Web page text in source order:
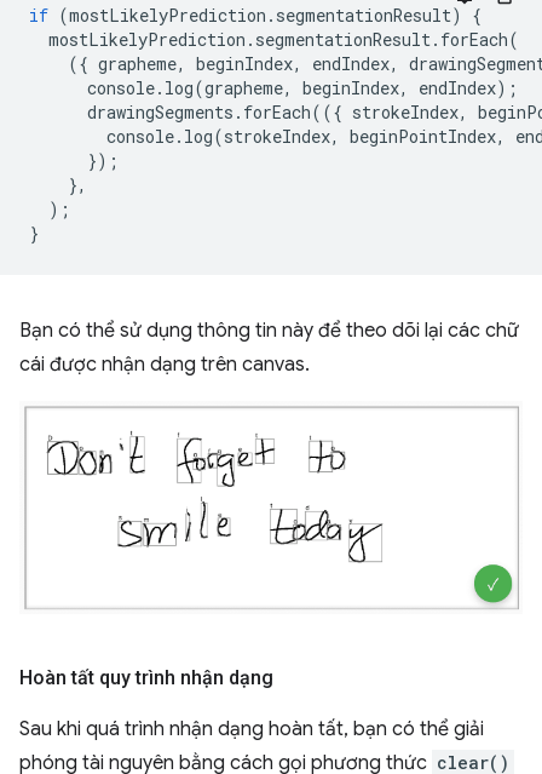
if (mostLikelyPrediction . segmentationResult)
{
mostLikelyPrediction . segmentationResult. forEach(
({ grapheme, beginIndex, endIndex,
console. log(grapheme, beginIndex, endIndex);
drawingSegments . forEach(({ strokeIndex,
console. log(strokeIndex, beginPointIndex,
});
},
);
}
Bạn có thể sử dụng thông tin này để theo dõi lại các chữ
cái được nhận dạng trên canvas.
Hoàn tất quy trình nhận dạng
Sau khi quá trình nhận dạng hoàn tất, bạn có thể giải
phóng tài nguyên bằng cách gọi phương thức clear()